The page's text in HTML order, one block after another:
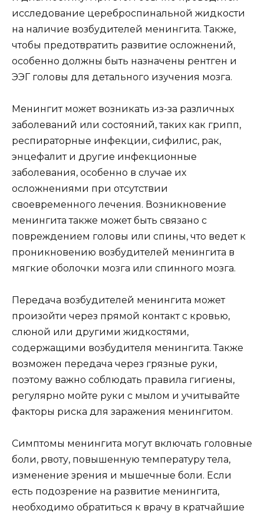
исследование цереброспинальной жидкости
на наличие возбудителей менингита. Также,
чтобы предотвратить развитие осложнений,
особенно должны быть назначены рентген и
ЭЭГ головы для детального изучения мозга.
Менингит может возникать из-за различных
заболеваний или состояний, таких как грипп,
респираторные инфекции, сифилис, рак,
энцефалит и другие инфекционные
заболевания, особенно в случае их
осложнениями при отсутствии
своевременного лечения. Возникновение
менингита также может быть связано с
повреждением головы или спины, что ведет к
проникновению возбудителей менингита в
мягкие оболочки мозга или спинного мозга.
Передача возбудителей менингита может
произойти через прямой контакт с кровью,
слюной или другими жидкостями,
содержащими возбудителя менингита. Также
возможен передача через грязные руки,
поэтому важно соблюдать правила гигиены,
регулярно мойте руки с мылом и учитывайте
факторы риска для заражения менингитом.
Симптомы менингита могут включать головные
боли, рвоту, повышенную температуру тела,
изменение зрения и мышечные боли. Если
есть подозрение на развитие менингита,
необходимо обратиться к врачу в кратчайшие